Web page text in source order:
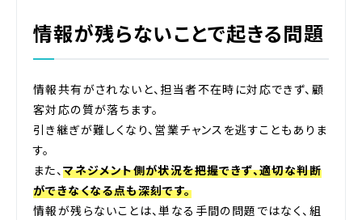
情報が残らないことで起きる問題
情報共有がされないと、担当者不在時に対応できず、顧
客対応の質が落ちます。
引き継ぎが難しくなり、営業チャンスを逃すこともありま
す。
また、マネジメント側が状況を把握できず、適切な判断
ができなくなる点も深刻です。
情報が残らないことは、単なる手間の問題ではなく、組